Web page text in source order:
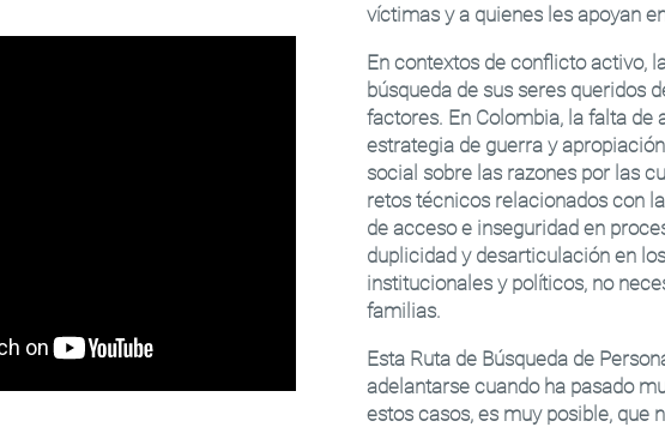
víctimas y a quienes les apoyan
En contextos de conflicto activo,
búsqueda de sus seres queridos
factores. En Colombia, la falta
estrategia de guerra y
social sobre las razones por las
retos técnicos relacionados con
de acceso e inseguridad en
duplicidad y desarticulación en
institucionales y políticos, no
familias.
Esta Ruta de Búsqueda de
adelantarse cuando ha pasado
estos casos, es muy posible, que